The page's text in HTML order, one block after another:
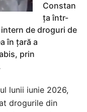
Constan
ța într-
de droguri de
în țară a
prin
lunii iunie 2026,
drogurile din